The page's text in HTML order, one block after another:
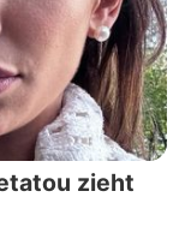
zieht